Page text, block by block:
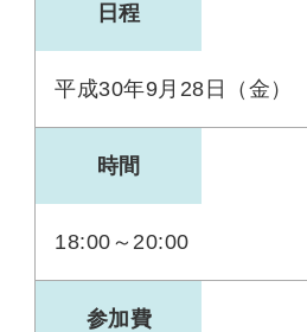
日程
平成30年9月28日（金）
時間
18:00～20:00
参加費